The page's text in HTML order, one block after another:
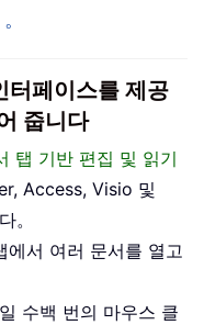
터페이스를 제공
줍니다
탭 기반 편집 및 읽기
Access, Visio 및
。
에서 여러 문서를 열고
수백 번의 마우스 클